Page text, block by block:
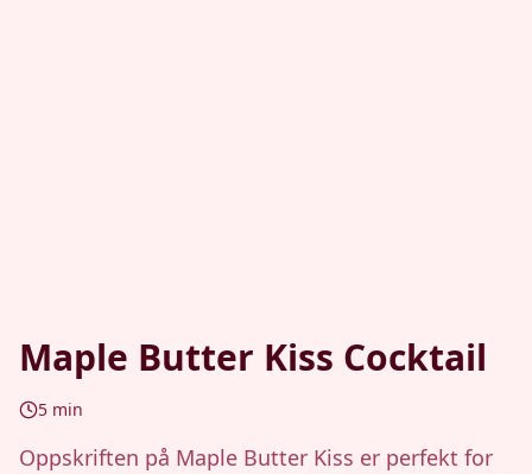
Maple Butter Kiss Cocktail
5 min
Oppskriften på Maple Butter Kiss er perfekt for